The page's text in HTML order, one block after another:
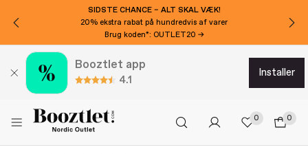
SIDSTE CHANCE – ALT SKAL VÆK!
20% ekstra rabat på hundredvis af varer
Brug koden*: OUTLET20 →
Booztlet app
4.1
installer
0 0